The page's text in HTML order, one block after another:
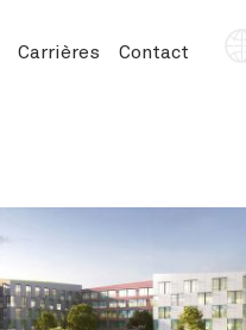
Carrières Contact